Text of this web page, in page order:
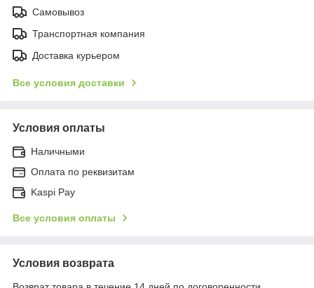
Самовывоз
Транспортная компания
Доставка курьером
Все условия доставки
Условия оплаты
Наличными
Оплата по реквизитам
Kaspi Pay
Все условия оплаты
Условия возврата